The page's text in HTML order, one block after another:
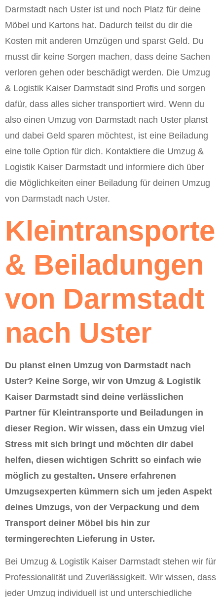
Darmstadt nach Uster ist und noch Platz für deine
Möbel und Kartons hat. Dadurch teilst du dir die
Kosten mit anderen Umzügen und sparst Geld. Du
musst dir keine Sorgen machen, dass deine Sachen
verloren gehen oder beschädigt werden. Die Umzug
& Logistik Kaiser Darmstadt sind Profis und sorgen
dafür, dass alles sicher transportiert wird. Wenn du
also einen Umzug von Darmstadt nach Uster planst
und dabei Geld sparen möchtest, ist eine Beiladung
eine tolle Option für dich. Kontaktiere die Umzug &
Logistik Kaiser Darmstadt und informiere dich über
die Möglichkeiten einer Beiladung für deinen Umzug
von Darmstadt nach Uster.
Kleintransporte
& Beiladungen
von Darmstadt
nach Uster
Du planst einen Umzug von Darmstadt nach
Uster? Keine Sorge, wir von Umzug & Logistik
Kaiser Darmstadt sind deine verlässlichen
Partner für Kleintransporte und Beiladungen in
dieser Region. Wir wissen, dass ein Umzug viel
Stress mit sich bringt und möchten dir dabei
helfen, diesen wichtigen Schritt so einfach wie
möglich zu gestalten. Unsere erfahrenen
Umzugsexperten kümmern sich um jeden Aspekt
deines Umzugs, von der Verpackung und dem
Transport deiner Möbel bis hin zur
termingerechten Lieferung in Uster.
Bei Umzug & Logistik Kaiser Darmstadt stehen wir für
Professionalität und Zuverlässigkeit. Wir wissen, dass
jeder Umzug individuell ist und unterschiedliche